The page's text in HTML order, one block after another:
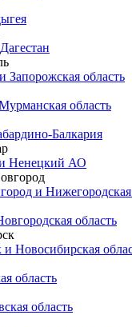
Запорожская область
область
Балкария
Ненецкий АО
и Нижегородская
область
Новосибирская
область
область